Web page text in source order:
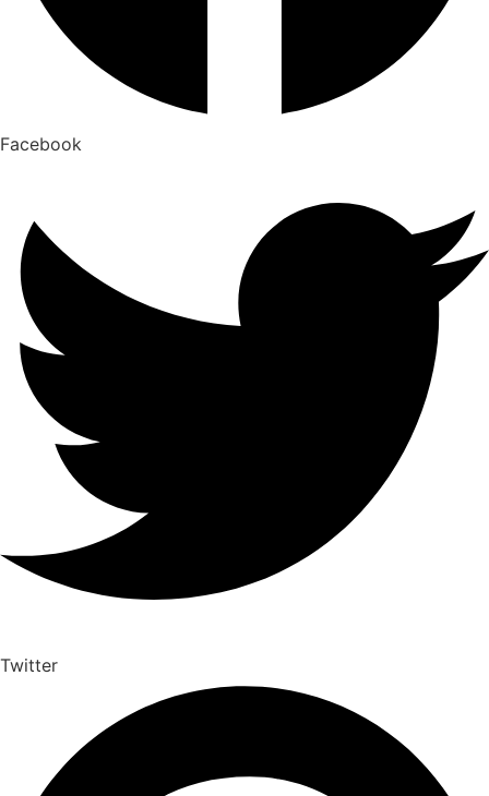
Facebook
Twitter